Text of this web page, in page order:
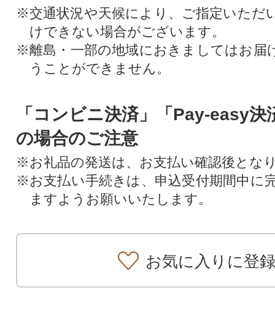
※交通状況や天候により、ご指定いただ
けできない場合がございます。
※離島・一部の地域におきましてはお届
うことができません。
「コンビニ決済」「Pay-easy決
の場合のご注意
※お礼品の発送は、お支払い確認後とな
※お支払い手続きは、申込受付期間中に
ますようお願いいたします。
お気に入りに登録